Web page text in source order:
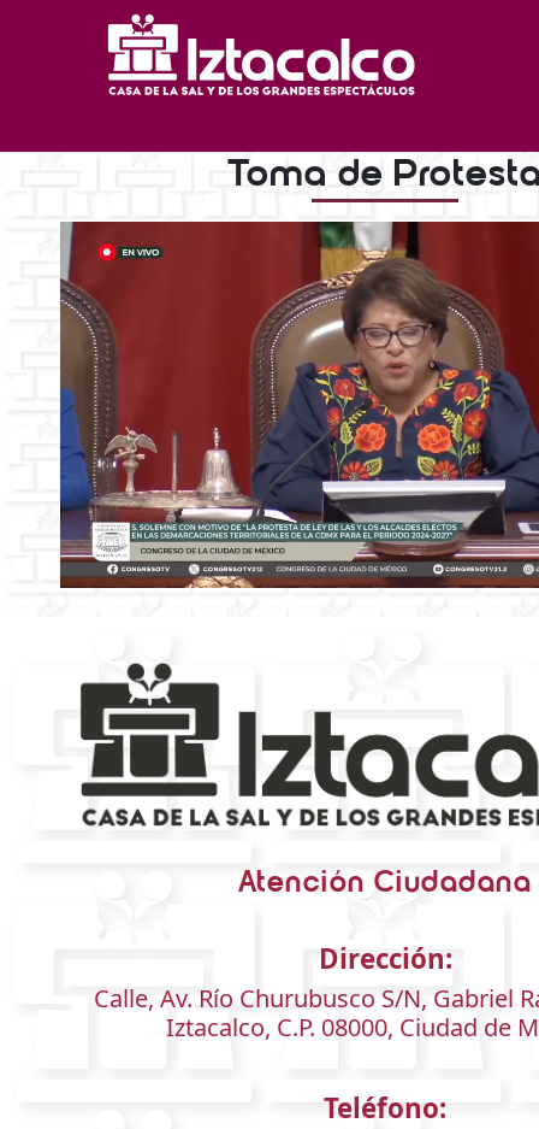
Toma de
Atención Ciudadana
Dirección:
Calle, Av. Río Churubusco S/N, Gabriel
Iztacalco, C.P. 08000, Ciudad de
Teléfono: